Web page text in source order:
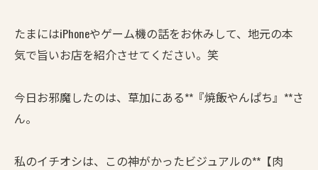
たまにはiPhoneやゲーム機の話をお休みして、地元の本
気で旨いお店を紹介させてください。笑
今日お邪魔したのは、草加にある**『焼飯やんぱち』**さ
ん。
私のイチオシは、この神がかったビジュアルの**【肉